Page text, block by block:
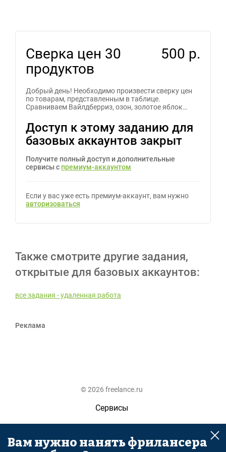
Сверка цен 30
продуктов
500 р.
Добрый день! Необходимо произвести сверку цен
по товарам, представленным в таблице.
Сравниваем Вайлдберриз, озон, золотое яблок…
Доступ к этому заданию для
базовых аккаунтов закрыт
Получите полный доступ и дополнительные
сервисы с премиум-аккаунтом
Если у вас уже есть премиум-аккаунт, вам нужно
авторизоваться
Также смотрите другие задания,
открытые для базовых аккаунтов:
все задания - удаленная работа
Реклама
© 2026 freelance.ru
Сервисы
Помощь
Поиск
Вам нужно нанять фрилансера